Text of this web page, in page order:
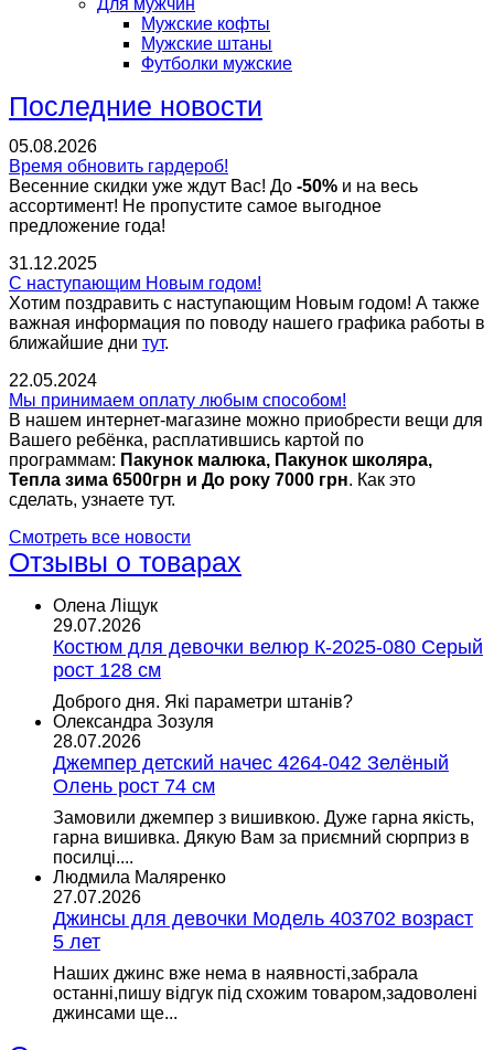
Для мужчин
Мужские кофты
Мужские штаны
Футболки мужские
Последние новости
05.08.2026
Время обновить гардероб!
Весенние скидки уже ждут Вас! До -50% и на весь
ассортимент! Не пропустите самое выгодное
предложение года!
31.12.2025
С наступающим Новым годом!
Хотим поздравить с наступающим Новым годом! А также
важная информация по поводу нашего графика работы в
ближайшие дни тут.
22.05.2024
Мы принимаем оплату любым способом!
В нашем интернет-магазине можно приобрести вещи для
Вашего ребёнка, расплатившись картой по
программам: Пакунок малюка, Пакунок школяра,
Тепла зима 6500грн и До року 7000 грн. Как это
сделать, узнаете тут.
Смотреть все новости
Отзывы о товарах
Олена Ліщук
29.07.2026
Костюм для девочки велюр К-2025-080 Серый
рост 128 см
Доброго дня. Які параметри штанів?
Олександра Зозуля
28.07.2026
Джемпер детский начес 4264-042 Зелёный
Олень рост 74 см
Замовили джемпер з вишивкою. Дуже гарна якість,
гарна вишивка. Дякую Вам за приємний сюрприз в
посилці....
Людмила Маляренко
27.07.2026
Джинсы для девочки Модель 403702 возраст
5 лет
Наших джинс вже нема в наявності,забрала
останні,пишу відгук під схожим товаром,задоволені
джинсами ще...